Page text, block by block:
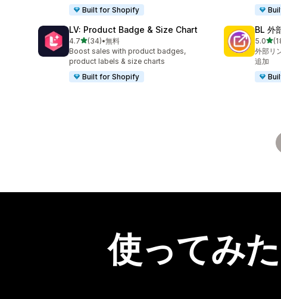
Built for Shopify
LV: Product Badge & Size Chart
4.75つ星中
(34)
合計レビュー数：34件
•無料
Boost sales with product badges,
product labels & size charts
Built for Shopify
BL 外
5.05つ
合計レ
外部リ
追加
使ってみ